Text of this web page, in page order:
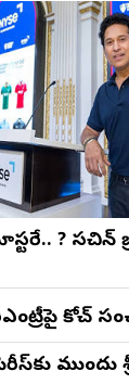
? సచిన్
కోచ్
ముందు